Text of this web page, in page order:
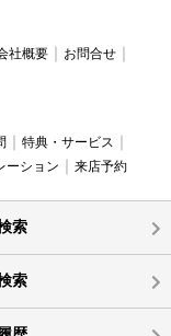
社概要
お問合せ
特典・サービス
ーション 来店予約
索
索